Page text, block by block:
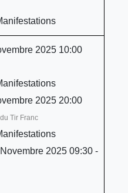
2025 10:00
2025 20:00
Tir Franc
2025 09:30 -